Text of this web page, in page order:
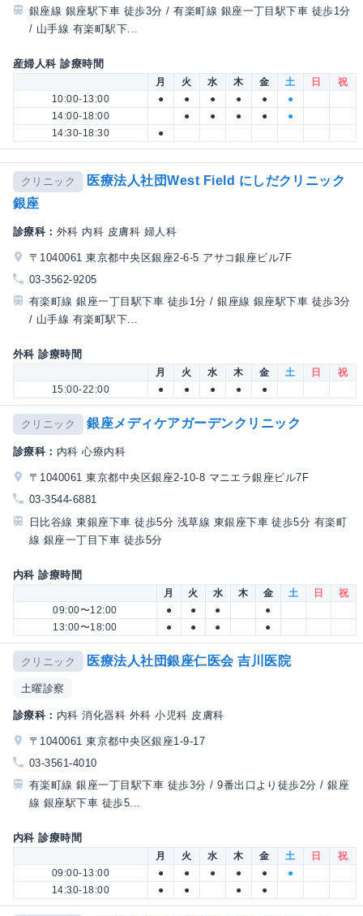
銀座線 銀座駅下車 徒歩3分 / 有楽町線 銀座一丁目駅下車 徒歩1分
/ 山手線 有楽町駅下...
産婦人科 診療時間
月 火 水 木 金 土 日
祝
10:00-13:00
● ● ● ● ●
●
14:00-18:00
● ● ● ●
●
14:30-18:30
●
クリニック
医療法人社団West Field にしだクリニック
銀座
診療科： 外科 内科 皮膚科 婦人科
〒1040061 東京都中央区銀座2-6-5 アサコ銀座ビル7F
03-3562-9205
有楽町線 銀座一丁目駅下車 徒歩1分 / 銀座線 銀座駅下車 徒歩3分
/ 山手線 有楽町駅下...
外科 診療時間
月 火 水 木 金 土 日
祝
15:00-22:00
● ● ● ● ●
クリニック 銀座メディケアガーデンクリニック
診療科： 内科 心療内科
〒1040061 東京都中央区銀座2-10-8 マニエラ銀座ビル7F
03-3544-6881
日比谷線 東銀座下車 徒歩5分 浅草線 東銀座下車 徒歩5分 有楽町
線 銀座一丁目下車 徒歩5分
内科 診療時間
月 火 水 木 金 土 日
祝
09:00〜12:00
● ● ●
●
13:00〜18:00
● ● ● ●
クリニック 医療法人社団銀座仁医会 吉川医院
土曜診察
診療科： 内科 消化器科 外科 小児科 皮膚科
〒1040061 東京都中央区銀座1-9-17
03-3561-4010
有楽町線 銀座一丁目駅下車 徒歩3分 / 9番出口より徒歩2分 / 銀座
線 銀座駅下車 徒歩5...
内科 診療時間
月 火 水 木 金 土 日
祝
09:00-13:00
● ● ● ● ●
●
14:30-18:00
● ● ● ●